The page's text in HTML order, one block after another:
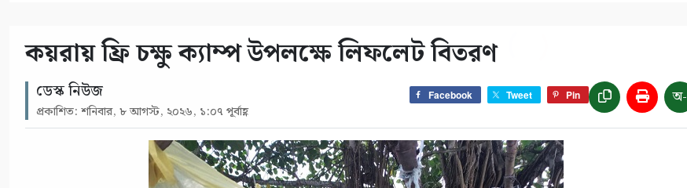
কয়রায় ফ্রি চক্ষু ক্যাম্প উপলক্ষে লিফলেট বিতরণ
ডেস্ক নিউজ
প্রকাশিত: শনিবার, ৮ আগস্ট, ২০২৬, ১:০৭ পূর্বাহ্ণ
Facebook Tweet Pin অ-